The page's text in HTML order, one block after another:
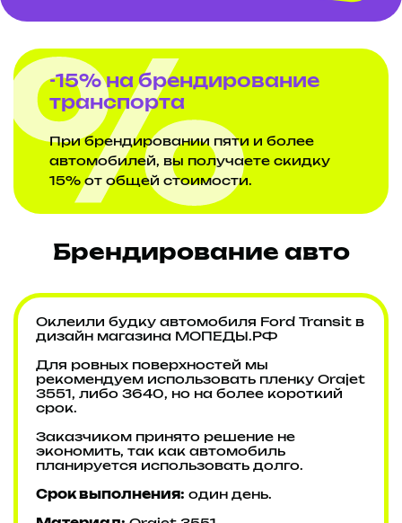
-15% на брендирование
транспорта
При брендировании пяти и более
автомобилей, вы получаете скидку
15% от общей стоимости.
Брендирование авто
Оклеили будку автомобиля Ford Transit в
дизайн магазина МОПЕДЫ.РФ
Для ровных поверхностей мы
рекомендуем использовать пленку Orajet
3551, либо 3640, но на более короткий
срок.
Заказчиком принято решение не
экономить, так как автомобиль
планируется использовать долго.
Срок выполнения: один день.